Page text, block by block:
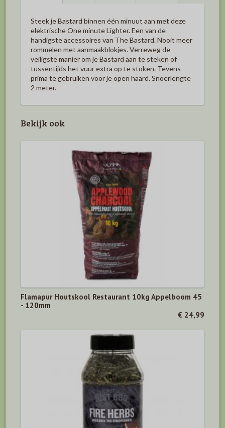
Steek je Bastard binnen één minuut aan met deze
elektrische One minute Lighter. Een van de
handigste accessoires van The Bastard. Nooit meer
rommelen met aanmaakblokjes. Verreweg de
veiligste manier om je Bastard aan te steken of
tussentijds het vuur extra op te stoken. Tevens
prima te gebruiken voor je open haard. Snoerlengte
2 meter.
Bekijk ook
Flamapur Houtskool Restaurant 10kg Appelboom 45
- 120mm
€ 24,99